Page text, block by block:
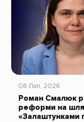
08 Лип, 2026
Роман Смалюк
реформи на
«Залаштунками